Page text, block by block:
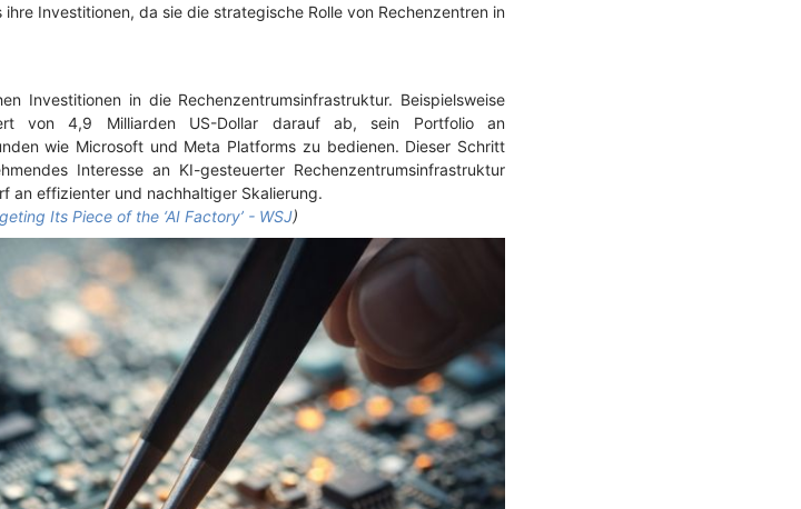
Investitionen, da sie die strategische Rolle von Rechenzentren in
Investitionen in die Rechenzentrumsinfrastruktur. Beispielsweise
von 4,9 Milliarden US-Dollar darauf ab, sein Portfolio an
wie Microsoft und Meta Platforms zu bedienen. Dieser Schritt
Interesse an KI-gesteuerter Rechenzentrumsinfrastruktur
an effizienter und nachhaltiger Skalierung.
Its Piece of the ‘AI Factory’ - WSJ)